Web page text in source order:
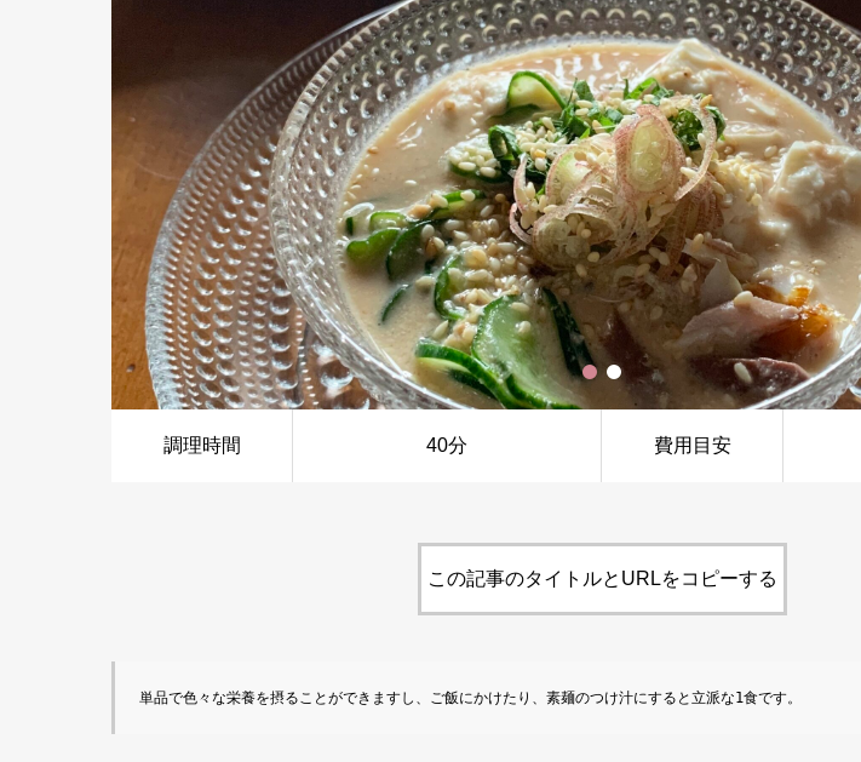
調理時間 40分 費用目安
この記事のタイトルとURLをコピーする
単品で色々な栄養を摂ることができますし、ご飯にかけたり、素麺のつけ汁にすると立派な1食です。